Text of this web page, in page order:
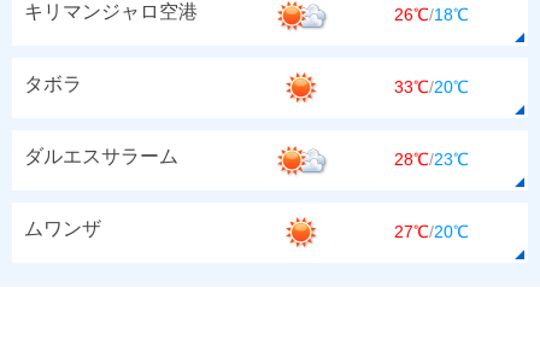
キリマンジャロ空港 26℃/18℃
タボラ 33℃/20℃
ダルエスサラーム 28℃/23℃
ムワンザ 27℃/20℃